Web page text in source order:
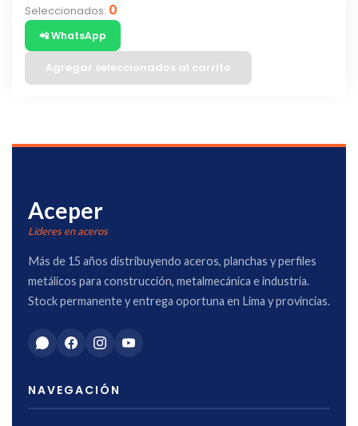
Seleccionados: 0
📲 WhatsApp
Agregar seleccionados al carrito
Aceper
Líderes en aceros
Más de 15 años distribuyendo aceros, planchas y perfiles
metálicos para construcción, metalmecánica e industria.
Stock permanente y entrega oportuna en Lima y provincias.
NAVEGACIÓN